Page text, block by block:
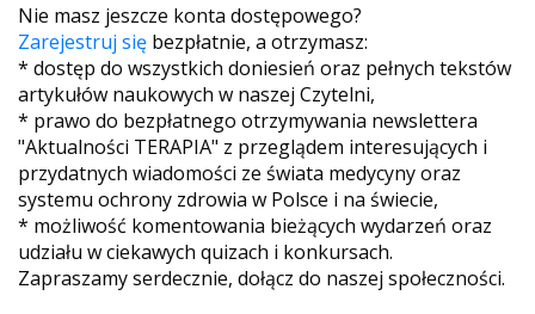
Nie masz jeszcze konta dostępowego?
Zarejestruj się bezpłatnie, a otrzymasz:
* dostęp do wszystkich doniesień oraz pełnych tekstów
artykułów naukowych w naszej Czytelni,
* prawo do bezpłatnego otrzymywania newslettera
"Aktualności TERAPIA" z przeglądem interesujących i
przydatnych wiadomości ze świata medycyny oraz
systemu ochrony zdrowia w Polsce i na świecie,
* możliwość komentowania bieżących wydarzeń oraz
udziału w ciekawych quizach i konkursach.
Zapraszamy serdecznie, dołącz do naszej społeczności.